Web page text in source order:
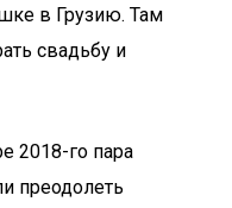
в Грузию. Там
свадьбу и
2018-го пара
преодолеть